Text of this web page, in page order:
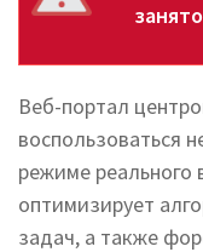
Веб-портал
воспользоваться
режиме реального
оптимизирует
задач, а также